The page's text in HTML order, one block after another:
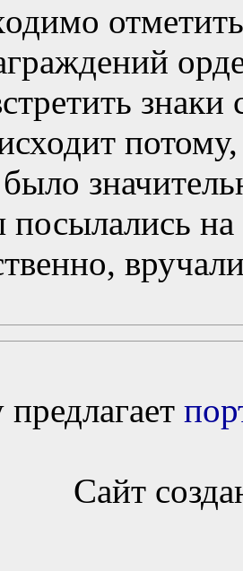
посылались
Сайт